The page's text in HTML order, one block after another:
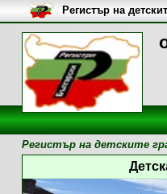
Регистър на
Регистър на детските